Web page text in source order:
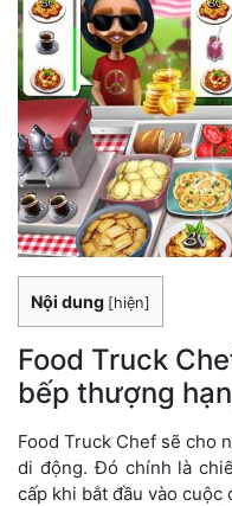
Nội dung [hiện]
Food Truck
bếp thượng
Food Truck Chef sẽ cho
di động. Đó chính là
cấp khi bắt đầu vào